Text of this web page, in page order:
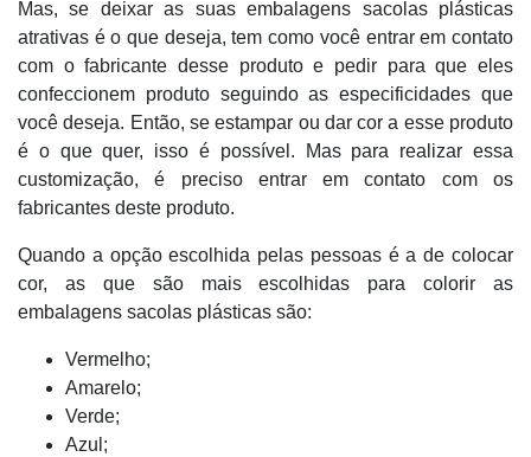
Mas, se deixar as suas embalagens sacolas plásticas
atrativas é o que deseja, tem como você entrar em contato
com o fabricante desse produto e pedir para que eles
confeccionem produto seguindo as especificidades que
você deseja. Então, se estampar ou dar cor a esse produto
é o que quer, isso é possível. Mas para realizar essa
customização, é preciso entrar em contato com os
fabricantes deste produto.
Quando a opção escolhida pelas pessoas é a de colocar
cor, as que são mais escolhidas para colorir as
embalagens sacolas plásticas são:
Vermelho;
Amarelo;
Verde;
Azul;